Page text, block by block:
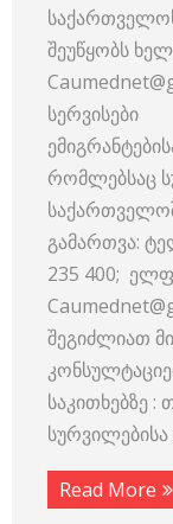
შეუწყობს
სერვისები
რომლებსაც
გამართვა:
235 400;
შეგიძლიათ
საკითხებზე :
Read More